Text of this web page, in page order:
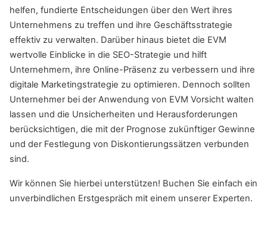
helfen, fundierte Entscheidungen über den Wert ihres
Unternehmens zu treffen und ihre Geschäftsstrategie
effektiv zu verwalten. Darüber hinaus bietet die EVM
wertvolle Einblicke in die SEO-Strategie und hilft
Unternehmern, ihre Online-Präsenz zu verbessern und ihre
digitale Marketingstrategie zu optimieren. Dennoch sollten
Unternehmer bei der Anwendung von EVM Vorsicht walten
lassen und die Unsicherheiten und Herausforderungen
berücksichtigen, die mit der Prognose zukünftiger Gewinne
und der Festlegung von Diskontierungssätzen verbunden
sind.
Wir können Sie hierbei unterstützen! Buchen Sie einfach ein
unverbindlichen Erstgespräch mit einem unserer Experten.